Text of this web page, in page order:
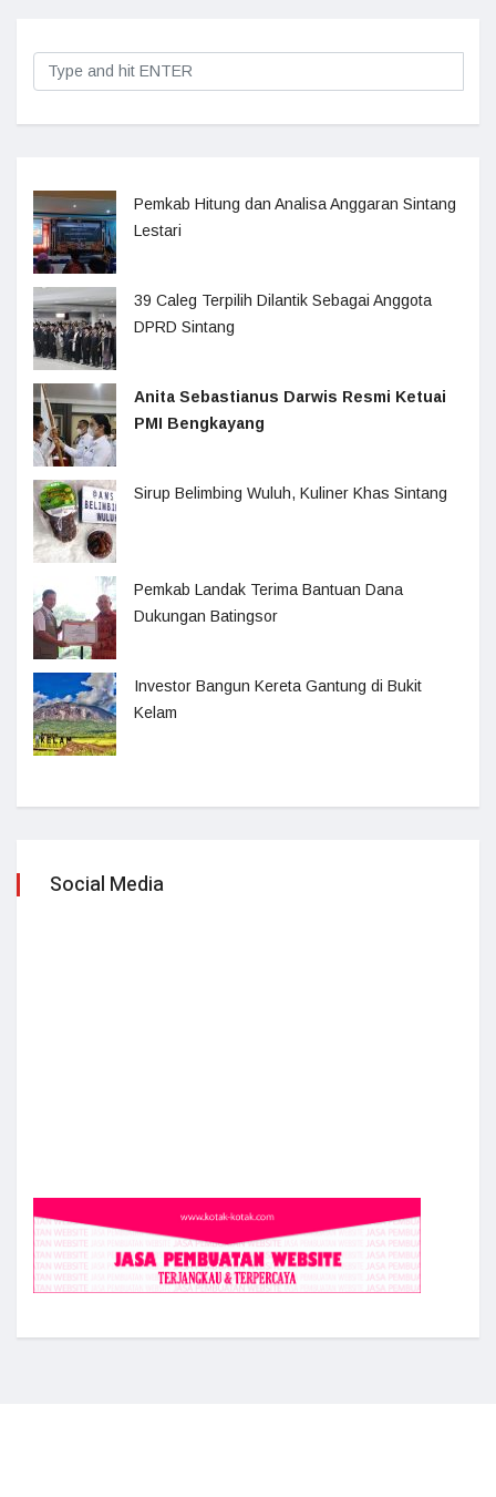
Pemkab Hitung dan Analisa Anggaran Sintang
Lestari
39 Caleg Terpilih Dilantik Sebagai Anggota
DPRD Sintang
Anita Sebastianus Darwis Resmi Ketuai
PMI Bengkayang
Sirup Belimbing Wuluh, Kuliner Khas Sintang
Pemkab Landak Terima Bantuan Dana
Dukungan Batingsor
Investor Bangun Kereta Gantung di Bukit
Kelam
Social Media